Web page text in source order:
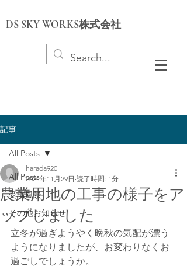
DS SKY WORKS株式会社
記事
All Posts
受講風景
その他お知らせ
All Posts
農業用地の工事の様子をア
ップしました
harada920
2024年11月29日 読了時間: 1分
立冬が過ぎようやく晩秋の気配が漂う
ようになりましたが、お変わりなくお
過ごしでしょうか。